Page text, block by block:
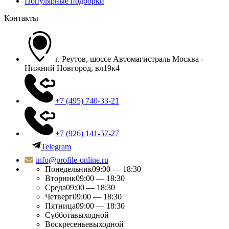
Контакты
г. Реутов, шоссе Автомагистраль Москва -
Нижний Новгород, вл19к4
+7 (495) 740-33-21
+7 (926) 141-57-27
Telegram
info@profile-online.ru
Понедельник09:00 — 18:30
Вторник09:00 — 18:30
Среда09:00 — 18:30
Четверг09:00 — 18:30
Пятница09:00 — 18:30
Субботавыходной
Воскресеньевыходной